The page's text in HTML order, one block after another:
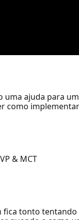
ajuda para
como
& MCT
tonto